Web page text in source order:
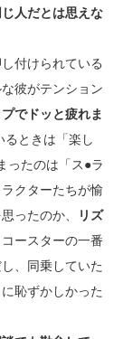
人だとは思えな
付けられている
彼がテンション
でドッと疲れま
るときは「楽し
ったのは「ス●ラ
クターたちが愉
ったのか、
リズ
コースターの一番
、同乗していた
恥ずかしかった